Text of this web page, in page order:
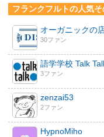
フランクフルトの人気
オーガニックの
30ファン
語学学校 Talk
3ファン
zenzai53
2ファン
HypnoMiho